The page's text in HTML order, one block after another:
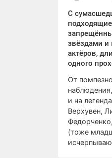
С
звёздами и
актёров,
одного
От
и на
Верхувен,
(тоже